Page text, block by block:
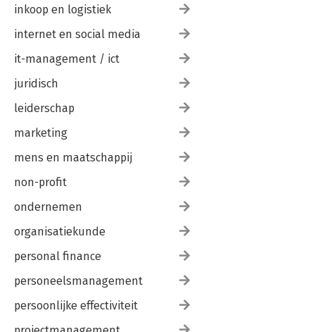
inkoop en logistiek
internet en social media
it-management / ict
juridisch
leiderschap
marketing
mens en maatschappij
non-profit
ondernemen
organisatiekunde
personal finance
personeelsmanagement
persoonlijke effectiviteit